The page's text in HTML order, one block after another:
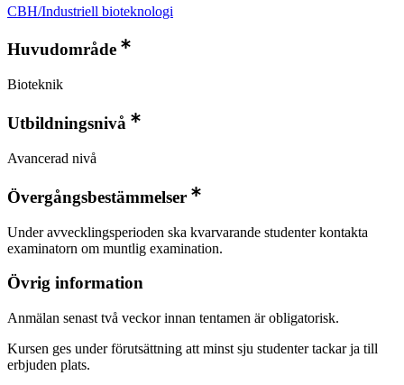
CBH/Industriell bioteknologi
Huvudområde
Bioteknik
Utbildningsnivå
Avancerad nivå
Övergångsbestämmelser
Under avvecklingsperioden ska kvarvarande studenter kontakta
examinatorn om muntlig examination.
Övrig information
Anmälan senast två veckor innan tentamen är obligatorisk.
Kursen ges under förutsättning att minst sju studenter tackar ja till
erbjuden plats.